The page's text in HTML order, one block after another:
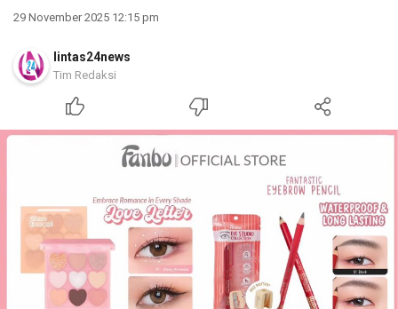
29 November 2025 12:15 pm
lintas24news
Tim Redaksi